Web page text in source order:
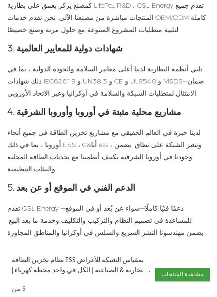
كمصنع يركز بعمق على بطارية LifePo₄ R&D ، GSL Energy تقدم جميع
المنتجات مباشرة من مصنعنا الآلي. نحن نقدم خدمات OEM/ODM كاملة
لتلبية متطلبات المشروع المتنوعة مع حلول مرنة وصنع خصيصًا.
3. شهادات دولية للمعايير العالمية
تلبي أنظمة البطارية لدينا أعلى معايير السلامة والجودة الدولية ، بما في
ذلك شهادات IEC62619 و UN38.3 و CE و UL9540 و MSDS—ضمان
الامتثال لمتطلبات الشبكة والسلامة في أوكرانيا وعبر الاتحاد الأوروبي.
4. مشاريع محلية مثبتة في أوروبا وأوروبا الشرقية
لدينا خبرة في العالم الحقيقي مع مشاريع تخزين الطاقة في جميع أنحاء
أوروبا ، بما في ذلك ESS ، C&أنا ess ، ونشر الشبكة على نطاق. يضمن
وجودنا في أوروبا الشرقية تكييف أنظمتنا مع تحديات الطاقة المحلية
والبيئات التنظيمية.
5. الدعم الفني في الموقع أو عن بعد
تقدم GSL Energy دعمًا فنيًا كاملًا—سواء عن بُعد أو في الموقع—
للمساعدة في تصميم النظام والتركيب والتكليف وخدمة ما بعد البيع.
يضمن مهندسونا النشر السريع والسلس في أوكرانيا والمناطق المجاورة.
نظام تخزين الطاقة ESS بمقياس الشبكة للأغراض
التجارية & الصناعية | الكل في واحد محطة كهرباء |
$
مشاهدة المنتجات